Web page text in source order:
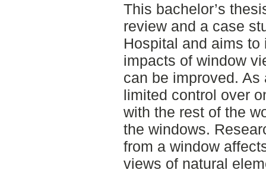
This bachelor’s
review and a case
Hospital and aims
impacts of window
can be improved.
limited control over
with the rest of the
the windows.
from a window
views of natural